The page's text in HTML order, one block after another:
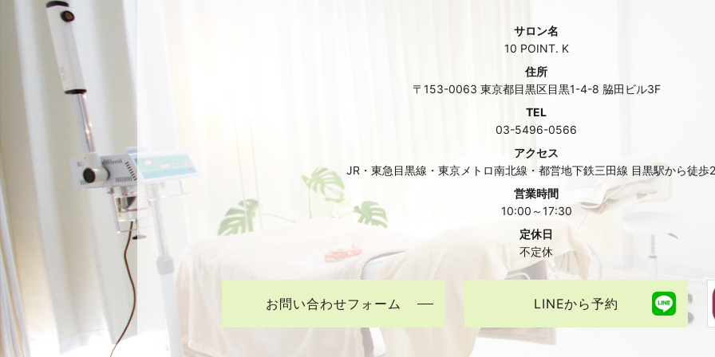
サロン名
10 POINT. K
住所
〒153-0063 東京都目黒区目黒1-4-8 脇田ビル3F
TEL
03-5496-0566
アクセス
JR・東急目黒線・東京メトロ南北線・都営地下鉄三田線 目黒駅から徒歩
営業時間
10:00～17:30
定休日
不定休
お問い合わせフォーム LINEから予約